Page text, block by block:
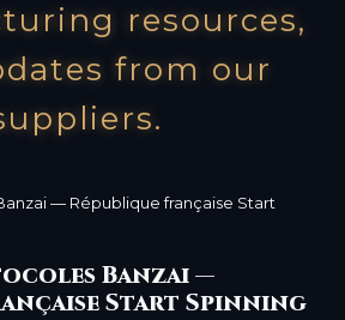
resources,
from our
Banzai —
Start Spinning